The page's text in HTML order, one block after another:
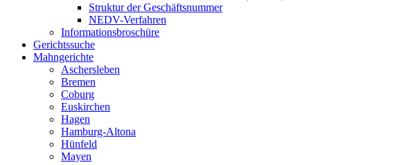
Struktur der Geschäftsnummer
NEDV-Verfahren
Informationsbroschüre
Gerichtssuche
Mahngerichte
Aschersleben
Bremen
Coburg
Euskirchen
Hagen
Hamburg-Altona
Hünfeld
Mayen